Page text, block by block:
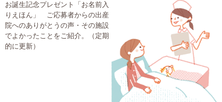
お誕生記念プレゼント「お名前入
りえほん」 ご応募者からの出産
院へのありがとうの声・その施設
でよかったことをご紹介。（定期
的に更新）